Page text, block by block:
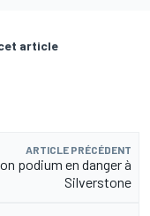
article
ARTICLE PRÉCÉDENT
podium en danger à
Silverstone